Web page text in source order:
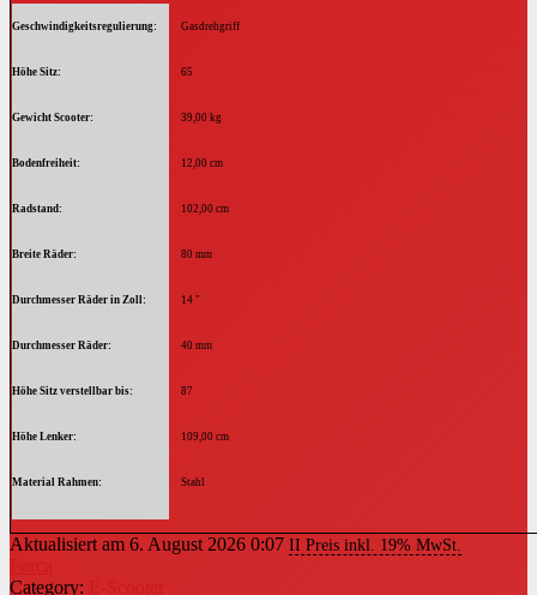
Geschwindigkeitsregulierung Gasdrehgriff
Höhe Sitz 65
Gewicht Scooter 39,00 kg
Bodenfreiheit 12,00 cm
Radstand 102,00 cm
Breite Räder 80 mm
Durchmesser Räder in Zoll 14 "
Durchmesser Räder 40 mm
Höhe Sitz verstellbar bis 87
Höhe Lenker 109,00 cm
Material Rahmen Stahl
Aktualisiert am 6. August 2026 0:07 II Preis inkl. 19% MwSt.
Category: